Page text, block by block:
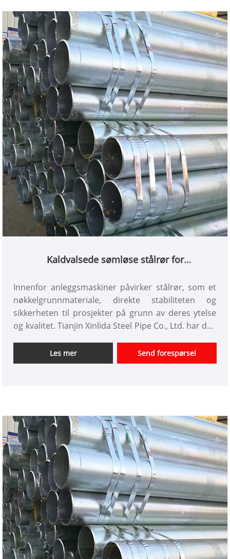
Kaldvalsede sømløse stålrør for
Innenfor anleggsmaskiner påvirker stålrør, som et
nøkkelgrunnmateriale, direkte stabiliteten og
sikkerheten til prosjekter på grunn av deres ytelse
og kvalitet. Tianjin Xinlida Steel Pipe Co., Ltd. har dyp
har oppnådd betydelige prestasjoner innen
forskning og utvikling og produksjon av stålrør for
ingeniørprosjekter.
Les mer Send forespørsel